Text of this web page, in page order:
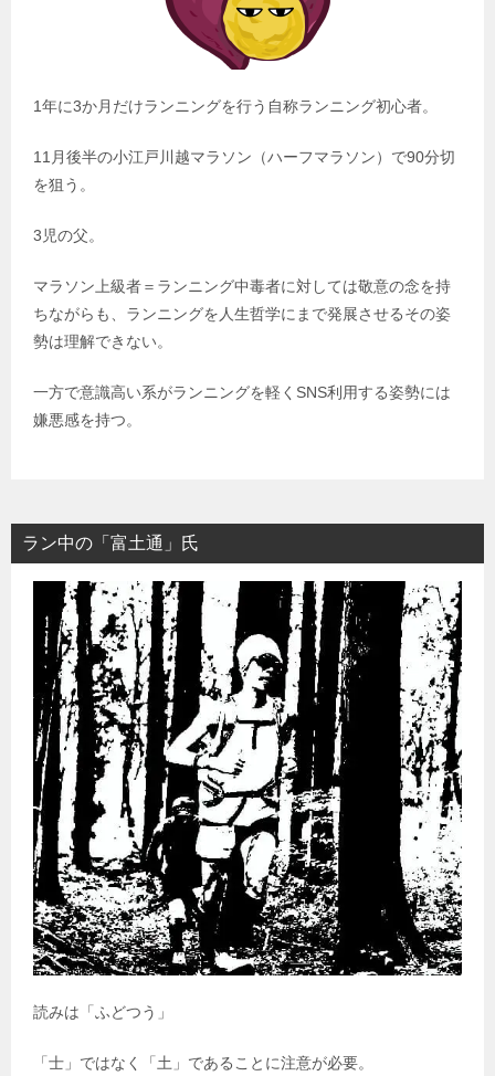
1年に3か月だけランニングを行う自称ランニング初心者。
11月後半の小江戸川越マラソン（ハーフマラソン）で90分切
を狙う。
3児の父。
マラソン上級者＝ランニング中毒者に対しては敬意の念を持
ちながらも、ランニングを人生哲学にまで発展させるその姿
勢は理解できない。
一方で意識高い系がランニングを軽くSNS利用する姿勢には
嫌悪感を持つ。
ラン中の「富土通」氏
読みは「ふどつう」
「士」ではなく「土」であることに注意が必要。